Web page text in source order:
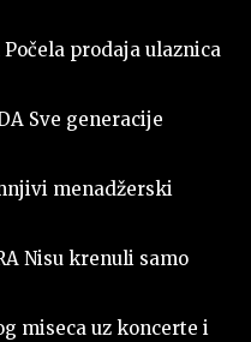
Počela prodaja ulaznica
Sve generacije
menadžerski
Nisu krenuli samo
miseca uz koncerte i